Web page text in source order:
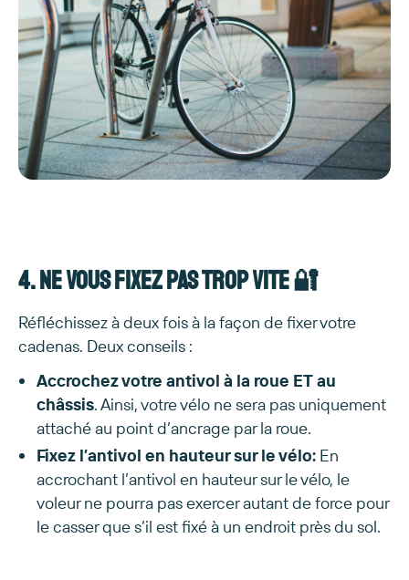
4. Ne vous fixez pas trop vite 🔐
Réfléchissez à deux fois à la façon de fixer votre
cadenas. Deux conseils :
Accrochez votre antivol à la roue ET au
châssis. Ainsi, votre vélo ne sera pas uniquement
attaché au point d’ancrage par la roue.
Fixez l’antivol en hauteur sur le vélo: En
accrochant l’antivol en hauteur sur le vélo, le
voleur ne pourra pas exercer autant de force pour
le casser que s’il est fixé à un endroit près du sol.